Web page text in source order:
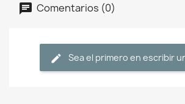
Comentarios (0)
Sea el primero en escribir